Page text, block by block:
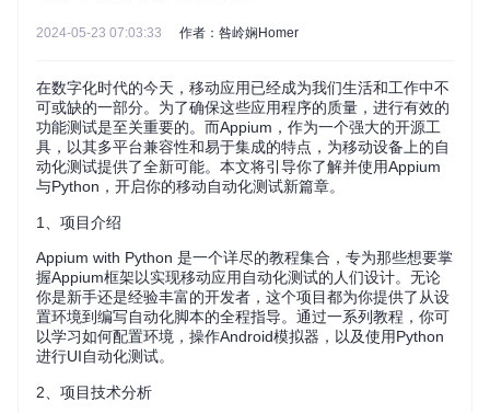
2024-05-23 07:03:33 作者：咎岭娴Homer
在数字化时代的今天，移动应用已经成为我们生活和工作中不
可或缺的一部分。为了确保这些应用程序的质量，进行有效的
功能测试是至关重要的。而Appium，作为一个强大的开源工
具，以其多平台兼容性和易于集成的特点，为移动设备上的自
动化测试提供了全新可能。本文将引导你了解并使用Appium
与Python，开启你的移动自动化测试新篇章。
1、项目介绍
Appium with Python 是一个详尽的教程集合，专为那些想要掌
握Appium框架以实现移动应用自动化测试的人们设计。无论
你是新手还是经验丰富的开发者，这个项目都为你提供了从设
置环境到编写自动化脚本的全程指导。通过一系列教程，你可
以学习如何配置环境，操作Android模拟器，以及使用Python
进行UI自动化测试。
2、项目技术分析